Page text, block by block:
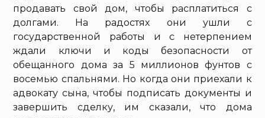
продавать свой дом, чтобы расплатиться с
долгами. На радостях они ушли с
государственной работы и с нетерпением
ждали ключи и коды безопасности от
обещанного дома за 5 миллионов фунтов с
восемью спальнями. Но когда они приехали к
адвокату сына, чтобы подписать документы и
завершить сделку, им сказали, что дома